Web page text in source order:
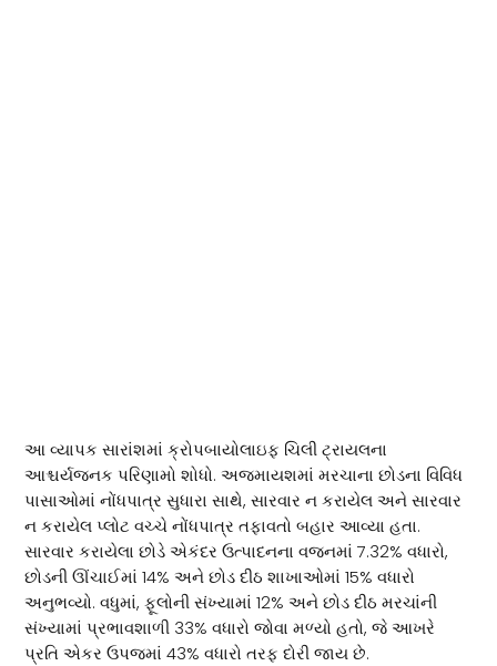
આ વ્યાપક સારાંશમાં ક્રોપબાયોલાઇફ ચિલી ટ્રાયલના
આશ્ચર્યજનક પરિણામો શોધો. અજમાયશમાં મરચાના છોડના વિવિધ
પાસાઓમાં નોંધપાત્ર સુધારા સાથે, સારવાર ન કરાયેલ અને સારવાર
ન કરાયેલ પ્લોટ વચ્ચે નોંધપાત્ર તફાવતો બહાર આવ્યા હતા.
સારવાર કરાયેલા છોડે એકંદર ઉત્પાદનના વજનમાં 7.32% વધારો,
છોડની ઊંચાઈમાં 14% અને છોડ દીઠ શાખાઓમાં 15% વધારો
અનુભવ્યો. વધુમાં, ફૂલોની સંખ્યામાં 12% અને છોડ દીઠ મરચાંની
સંખ્યામાં પ્રભાવશાળી 33% વધારો જોવા મળ્યો હતો, જે આખરે
પ્રતિ એકર ઉપજમાં 43% વધારો તરફ દોરી જાય છે.